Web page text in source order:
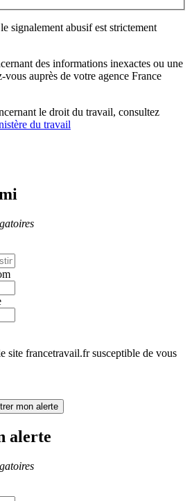
signalement abusif est strictement
des informations inexactes ou une
vous auprès de votre agence France
le droit du travail, consultez
du travail
site francetravail.fr susceptible de vous
mon alerte
alerte